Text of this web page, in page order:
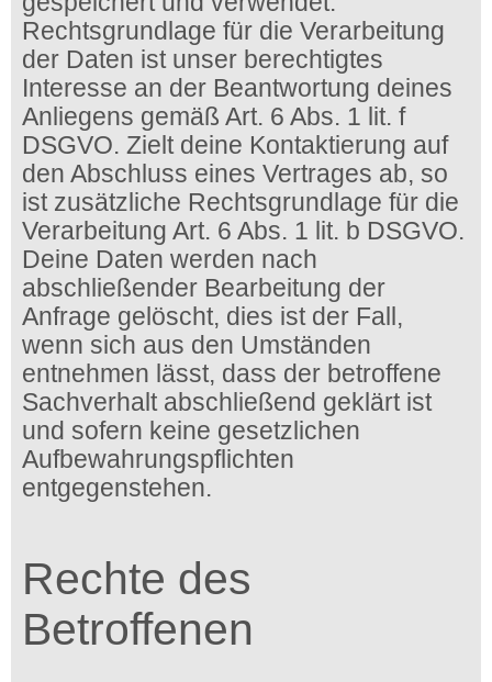
Rechtsgrundlage für die Verarbeitung
der Daten ist unser berechtigtes
Interesse an der Beantwortung deines
Anliegens gemäß Art. 6 Abs. 1 lit. f
DSGVO. Zielt deine Kontaktierung auf
den Abschluss eines Vertrages ab, so
ist zusätzliche Rechtsgrundlage für die
Verarbeitung Art. 6 Abs. 1 lit. b DSGVO.
Deine Daten werden nach
abschließender Bearbeitung der
Anfrage gelöscht, dies ist der Fall,
wenn sich aus den Umständen
entnehmen lässt, dass der betroffene
Sachverhalt abschließend geklärt ist
und sofern keine gesetzlichen
Aufbewahrungspflichten
entgegenstehen.
Rechte des
Betroffenen